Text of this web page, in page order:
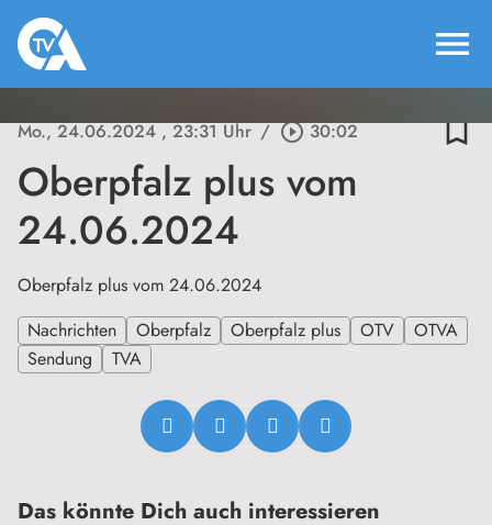
menu
Mo., 24.06.2024, 23:31 Uhr / play_circle_outline30:02 bookmark_border
Oberpfalz plus vom
24.06.2024
Oberpfalz plus vom 24.06.2024
Nachrichten
Oberpfalz Oberpfalz plus OTV
OTVA
Sendung
TVA
Das könnte Dich auch interessieren